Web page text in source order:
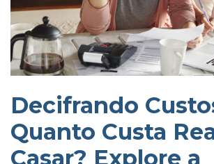
Decifrando
Quanto Custa
Casar? Explore a